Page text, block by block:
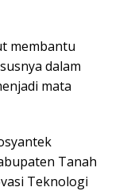
membantu
dalam
mata
Tanah
Teknologi